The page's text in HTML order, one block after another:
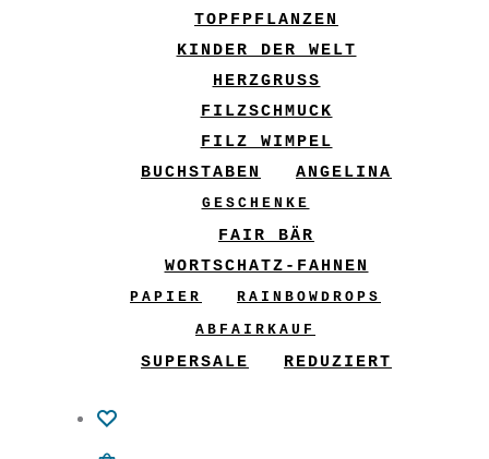
TOPFPFLANZEN
KINDER DER WELT
HERZGRUSS
FILZSCHMUCK
FILZ WIMPEL
BUCHSTABEN
ANGELINA
GESCHENKE
FAIR BÄR
WORTSCHATZ-FAHNEN
PAPIER
RAINBOWDROPS
ABFAIRKAUF
SUPERSALE REDUZIERT